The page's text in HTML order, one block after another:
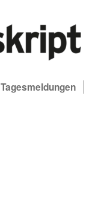
Tagesmeldungen